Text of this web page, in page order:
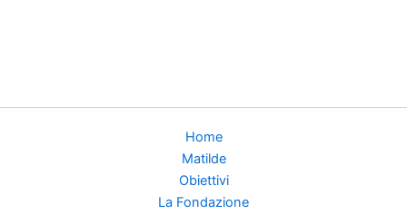
Home
Matilde
Obiettivi
La Fondazione